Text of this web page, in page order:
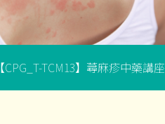
【CPG_T-TCM13】蕁麻疹中藥講座